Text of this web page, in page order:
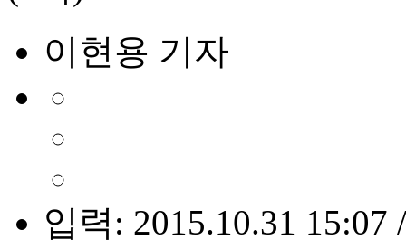
이현용 기자
입력: 2015.10.31 15:07